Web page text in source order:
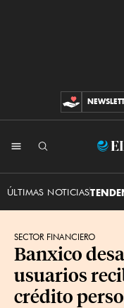
ÚLTIMAS NOTICIAS
SECTOR FINANCIERO
Banxico
usuarios
crédito